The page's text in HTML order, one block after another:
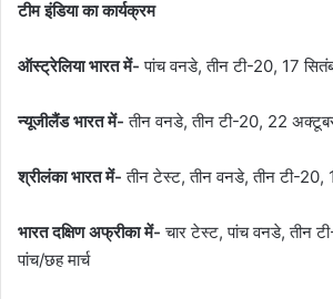
टीम इंडिया का कार्यक्रम
ऑस्ट्रेलिया भारत में-पांच वनडे, तीन टी-20, 17
न्यूजीलैंड भारत में-तीन वनडे, तीन टी-20, 22
श्रीलंका भारत में-तीन टेस्ट, तीन वनडे, तीन टी-
भारत दक्षिण अफ्रीका में- चार टेस्ट, पांच वनडे, तीन
पांच/छह मार्च